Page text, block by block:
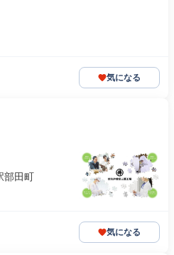
気になる
部田町
気になる